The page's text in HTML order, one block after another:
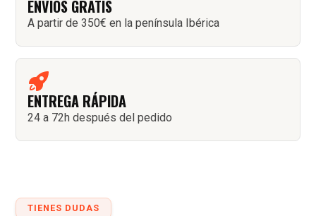
ENVÍOS GRATIS
A partir de 350€ en la península Ibérica
ENTREGA RÁPIDA
24 a 72h después del pedido
TIENES DUDAS